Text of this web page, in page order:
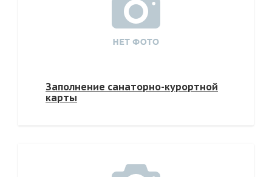
Заполнение санаторно-курортной
карты